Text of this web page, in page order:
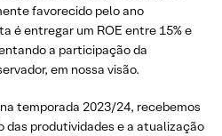
favorecido pelo ano
é entregar um ROE entre 15% e
a participação da
em nossa visão.
temporada 2023/24, recebemos
das produtividades e a atualização